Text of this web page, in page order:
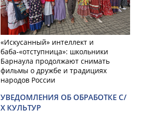
«Искусанный» интеллект и
баба-«отступница»: школьники
Барнаула продолжают снимать
фильмы о дружбе и традициях
народов России
УВЕДОМЛЕНИЯ ОБ ОБРАБОТКЕ С/
Х КУЛЬТУР